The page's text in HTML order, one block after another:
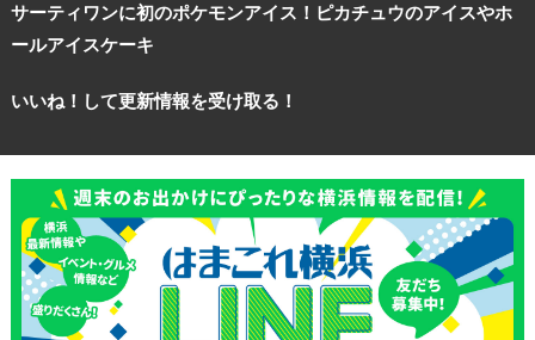
サーティワンに初のポケモンアイス！ピカチュウのアイスやホ
ールアイスケーキ
いいね！して更新情報を受け取る！
サイトについて